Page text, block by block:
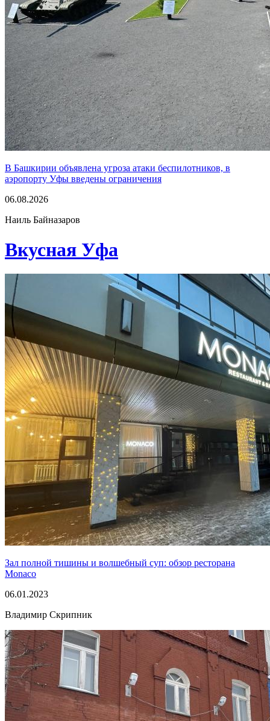
В Башкирии объявлена угроза атаки беспилотников, в
аэропорту Уфы введены ограничения
06.08.2026
Наиль Байназаров
Вкусная Уфа
Зал полной тишины и волшебный суп: обзор ресторана
Monaco
06.01.2023
Владимир Скрипник